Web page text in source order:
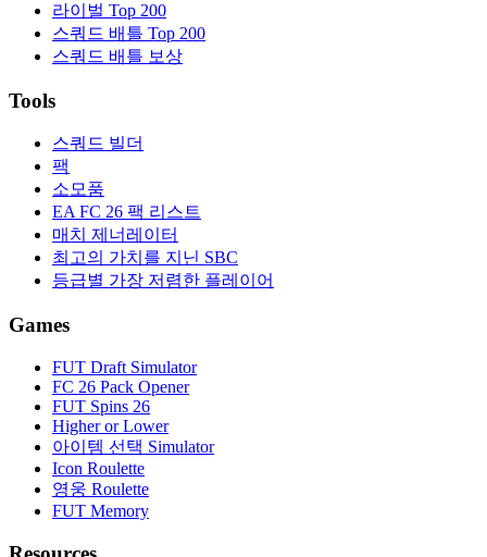
라이벌 Top 200
스쿼드 배틀 Top 200
스쿼드 배틀 보상
Tools
스쿼드 빌더
팩
소모품
EA FC 26 팩 리스트
매치 제너레이터
최고의 가치를 지닌 SBC
등급별 가장 저렴한 플레이어
Games
FUT Draft Simulator
FC 26 Pack Opener
FUT Spins 26
Higher or Lower
아이템 선택 Simulator
Icon Roulette
영웅 Roulette
FUT Memory